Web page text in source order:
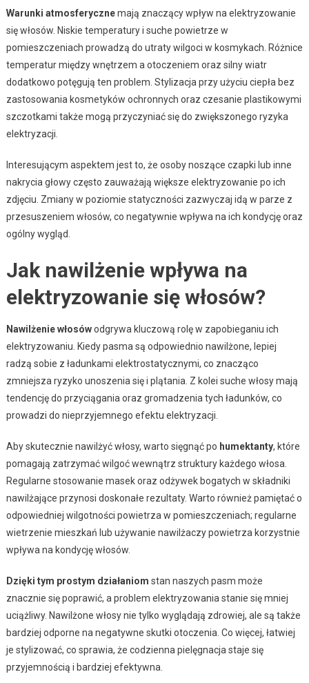
Warunki atmosferycznemają znaczący wpływ na elektryzowanie
się włosów. Niskie temperatury i suche powietrze w
pomieszczeniach prowadzą do utraty wilgoci w kosmykach. Różnice
temperatur między wnętrzem a otoczeniem oraz silny wiatr
dodatkowo potęgują ten problem. Stylizacja przy użyciu ciepła bez
zastosowania kosmetyków ochronnych oraz czesanie plastikowymi
szczotkami także mogą przyczyniać się do zwiększonego ryzyka
elektryzacji.
Interesującym aspektem jest to, że osoby noszące czapki lub inne
nakrycia głowy często zauważają większe elektryzowanie po ich
zdjęciu. Zmiany w poziomie statyczności zazwyczaj idą w parze z
przesuszeniem włosów, co negatywnie wpływa na ich kondycję oraz
ogólny wygląd.
Jak nawilżenie wpływa na
elektryzowanie się włosów?
Nawilżenie włosówodgrywa kluczową rolę w zapobieganiu ich
elektryzowaniu. Kiedy pasma są odpowiednio nawilżone, lepiej
radzą sobie z ładunkami elektrostatycznymi, co znacząco
zmniejsza ryzyko unoszenia się i plątania. Z kolei suche włosy mają
tendencję do przyciągania oraz gromadzenia tych ładunków, co
prowadzi do nieprzyjemnego efektu elektryzacji.
Aby skutecznie nawilżyć włosy, warto sięgnąć po humektanty, które
pomagają zatrzymać wilgoć wewnątrz struktury każdego włosa.
Regularne stosowanie masek oraz odżywek bogatych w składniki
nawilżające przynosi doskonałe rezultaty. Warto również pamiętać o
odpowiedniej wilgotności powietrza w pomieszczeniach; regularne
wietrzenie mieszkań lub używanie nawilżaczy powietrza korzystnie
wpływa na kondycję włosów.
Dzięki tym prostym działaniom stan naszych pasm może
znacznie się poprawić, a problem elektryzowania stanie się mniej
uciążliwy. Nawilżone włosy nie tylko wyglądają zdrowiej, ale są także
bardziej odporne na negatywne skutki otoczenia. Co więcej, łatwiej
je stylizować, co sprawia, że codzienna pielęgnacja staje się
przyjemnością i bardziej efektywna.